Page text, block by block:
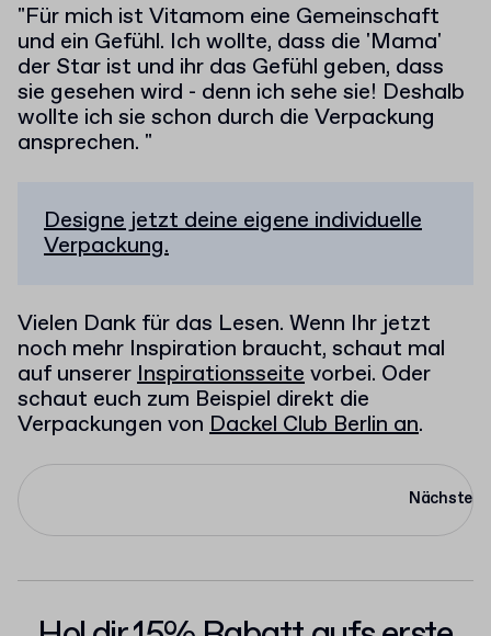
"Für mich ist Vitamom eine Gemeinschaft
und ein Gefühl. Ich wollte, dass die 'Mama'
der Star ist und ihr das Gefühl geben, dass
sie gesehen wird - denn ich sehe sie! Deshalb
wollte ich sie schon durch die Verpackung
ansprechen. "
Designe jetzt deine eigene individuelle
Verpackung.
Vielen Dank für das Lesen. Wenn Ihr jetzt
noch mehr Inspiration braucht, schaut mal
auf unsererInspirationsseitevorbei. Oder
schaut euch zum Beispiel direkt die
Verpackungen von Dackel Club Berlin an.
Nächste